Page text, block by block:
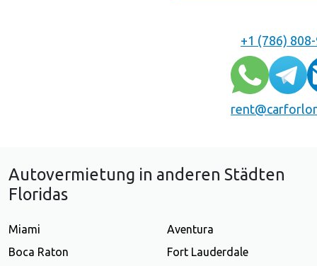
+1 (786)
Autovermietung in anderen Städten
Floridas
Miami
Aventura
Boca Raton
Fort Lauderdale